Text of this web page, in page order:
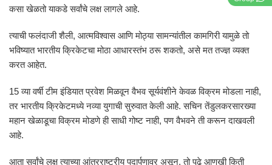
कसा खेळतो याकडे सर्वांचे लक्ष लागले आहे.
त्याची फलंदाजी शैली, आत्मविश्वास आणि मोठ्या सामन्यांतील कामगिरी यामुळे तो
भविष्यात भारतीय क्रिकेटचा मोठा आधारस्तंभ ठरू शकतो, असे मत तज्ज्ञ व्यक्त
करत आहेत.
15 व्या वर्षी टीम इंडियात प्रवेश मिळवून वैभव सूर्यवंशीने केवळ विक्रम मोडला नाही,
तर भारतीय क्रिकेटमध्ये नव्या युगाची सुरुवात केली आहे. सचिन तेंडुलकरसारख्या
महान खेळाडूचा विक्रम मोडणे ही साधी गोष्ट नाही, पण वैभवने ती करून दाखवली
आहे.
आता सर्वांचे लक्ष त्याच्या आंतरराष्ट्रीय पदार्पणावर असून, तो पुढे आणखी किती